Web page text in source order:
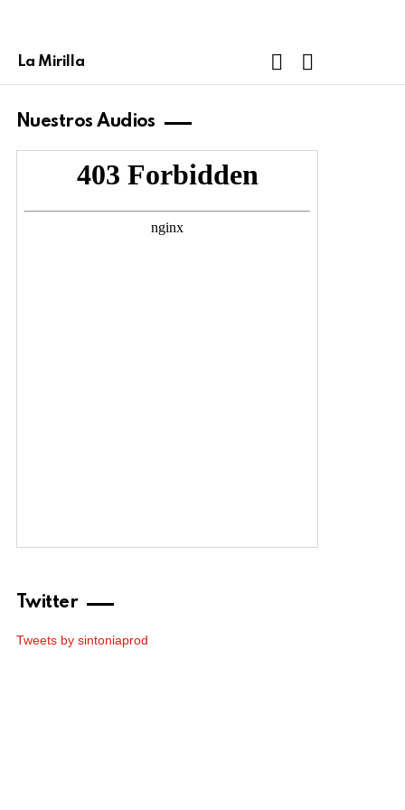
La Mirilla
FOLLOW
Nuestros Audios
Twitter
Tweets by sintoniaprod